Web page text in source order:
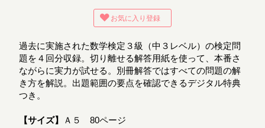
お気に入り登録
過去に実施された数学検定３級（中３レベル）の検定問
題を４回分収録。切り離せる解答用紙を使って、本番さ
ながらに実力が試せる。別冊解答ではすべての問題の解
き方を解説。出題範囲の要点を確認できるデジタル特典
つき。
【サイズ】 Ａ５ 80ページ